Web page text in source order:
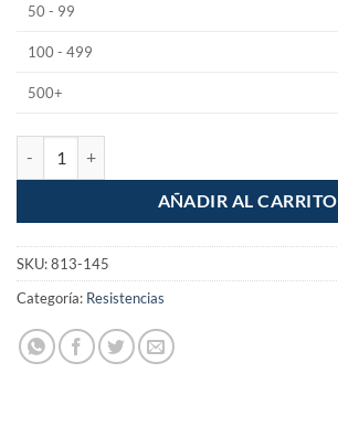
50 - 99
100 - 499
500+
AÑADIR AL CARRITO
SKU:813-145
Categoría: Resistencias